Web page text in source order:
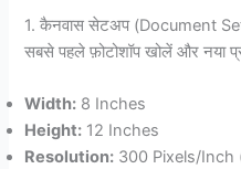
1. कैनवास सेटअप (Document
सबसे पहले फ़ोटोशॉप खोलें और नया
Width: 8 Inches
Height: 12 Inches
Resolution: 300 Pixels/Inch